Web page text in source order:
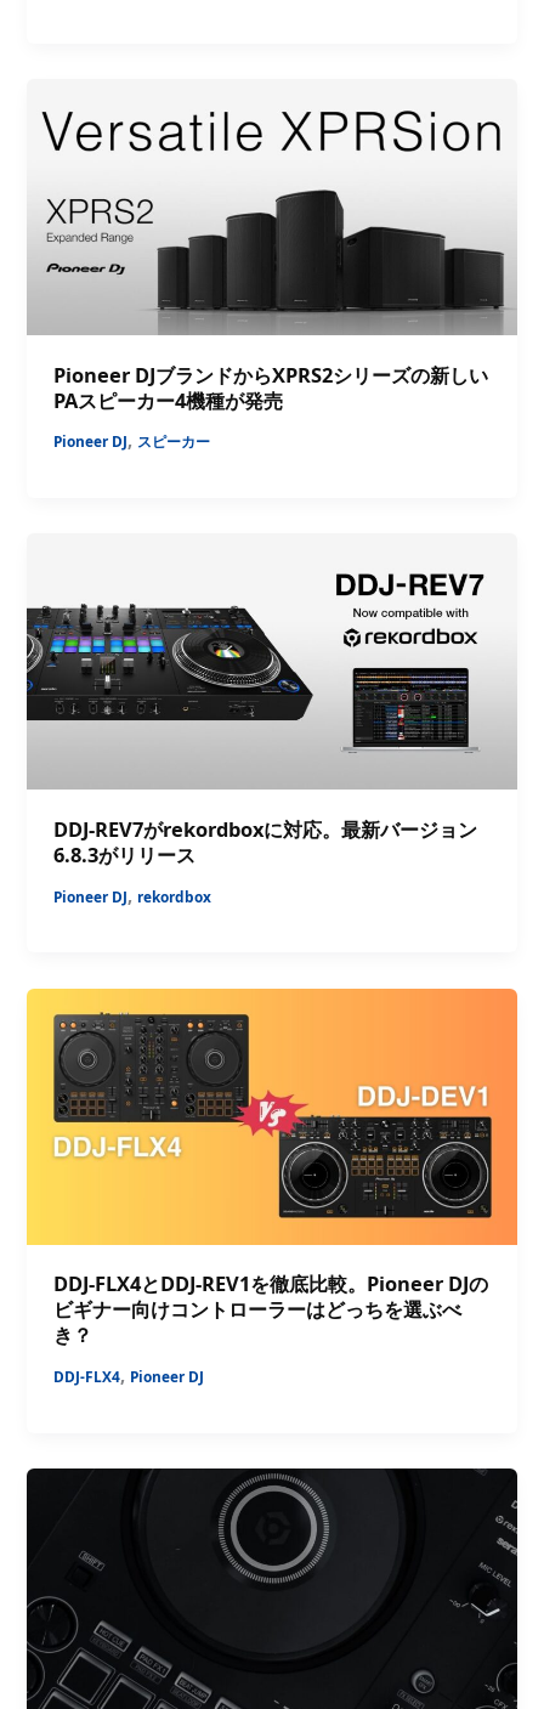
Pioneer DJブランドからXPRS2シリーズの新しい
PAスピーカー4機種が発売
Pioneer DJ, スピーカー
DDJ-REV7がrekordboxに対応。最新バージョン
6.8.3がリリース
Pioneer DJ, rekordbox
DDJ-FLX4とDDJ-REV1を徹底比較。Pioneer DJの
ビギナー向けコントローラーはどっちを選ぶべ
き？
DDJ-FLX4, Pioneer DJ